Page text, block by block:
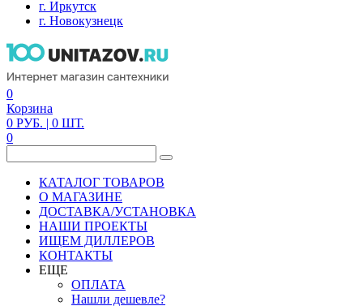
г. Иркутск
г. Новокузнецк
0
Корзина
0 РУБ. | 0 ШТ.
0
КАТАЛОГ ТОВАРОВ
О МАГАЗИНЕ
ДОСТАВКА/УСТАНОВКА
НАШИ ПРОЕКТЫ
ИЩЕМ ДИЛЛЕРОВ
КОНТАКТЫ
ЕЩЕ
ОПЛАТА
Нашли дешевле?